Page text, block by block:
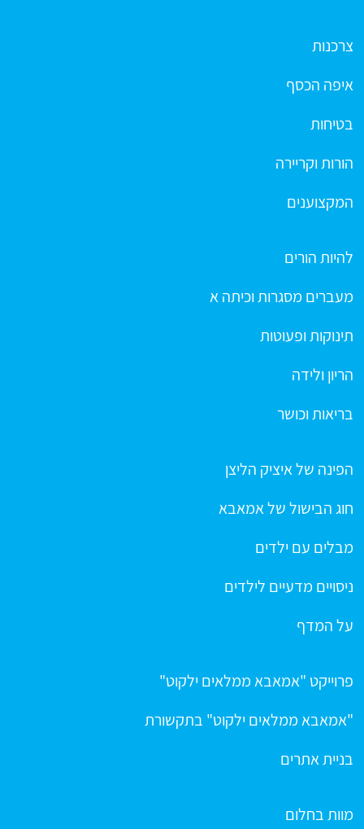
צרכנות
איפה הכסף
בטיחות
הורות וקריירה
המקצוענים
להיות הורים
מעברים מסגרות וכיתה א
תינוקות ופעוטות
הריון ולידה
בריאות וכושר
הפינה של איציק הליצן
חוג הבישול של אמאבא
מבלים עם ילדים
ניסויים מדעיים לילדים
על המדף
פרוייקט "אמאבא ממלאים ילקוט"
"אמאבא ממלאים ילקוט" בתקשורת
בניית אתרים
מוות בחלום